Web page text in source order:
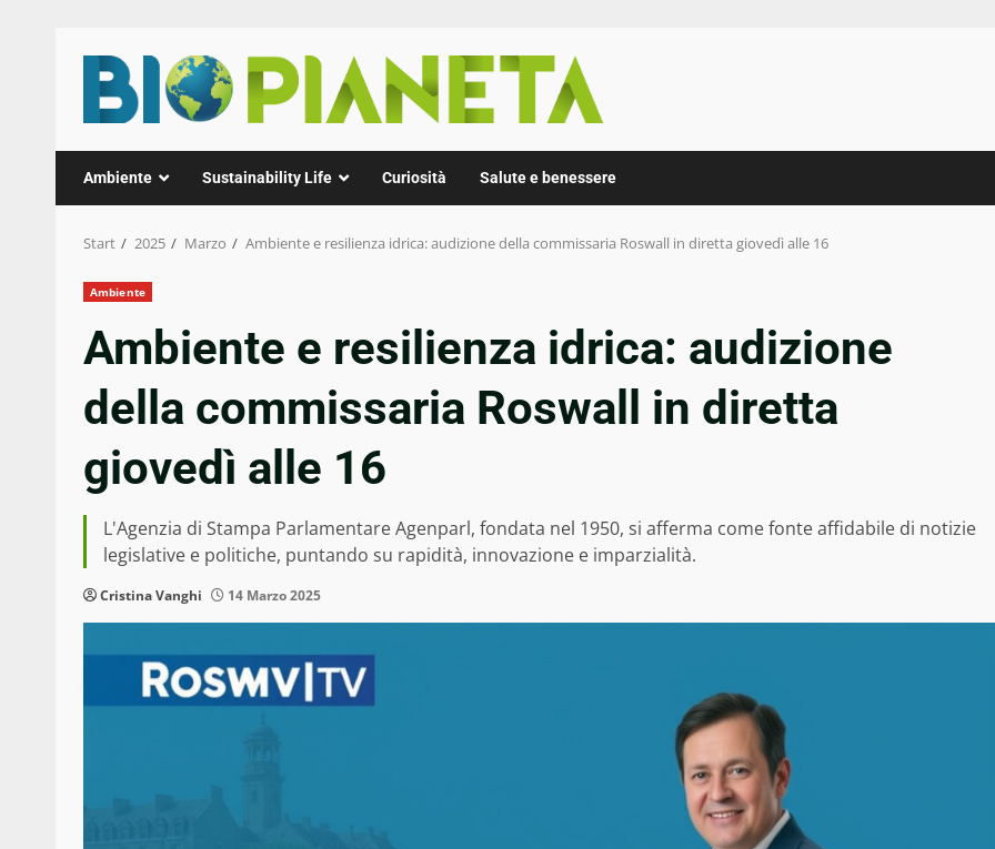
Inhalt
springen
Ambiente Sustainability Life Curiosità Salute e benessere
Start 2025 Marzo Ambiente e resilienza idrica: audizione della commissaria Roswall in diretta giovedì alle 16
Ambiente
Ambiente e resilienza idrica: audizione
della commissaria Roswall in diretta
giovedì alle 16
L'Agenzia di Stampa Parlamentare Agenparl, fondata nel 1950, si afferma come fonte affidabile di notizie
legislative e politiche, puntando su rapidità, innovazione e imparzialità.
Cristina Vanghi 14 Marzo 2025